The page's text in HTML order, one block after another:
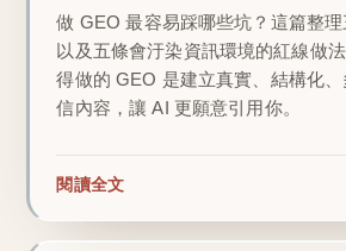
做 GEO 最容易踩哪些坑？這篇整理
以及五條會汙染資訊環境的紅線做
得做的 GEO 是建立真實、結構化
信內容，讓 AI 更願意引用你。
閱讀全文